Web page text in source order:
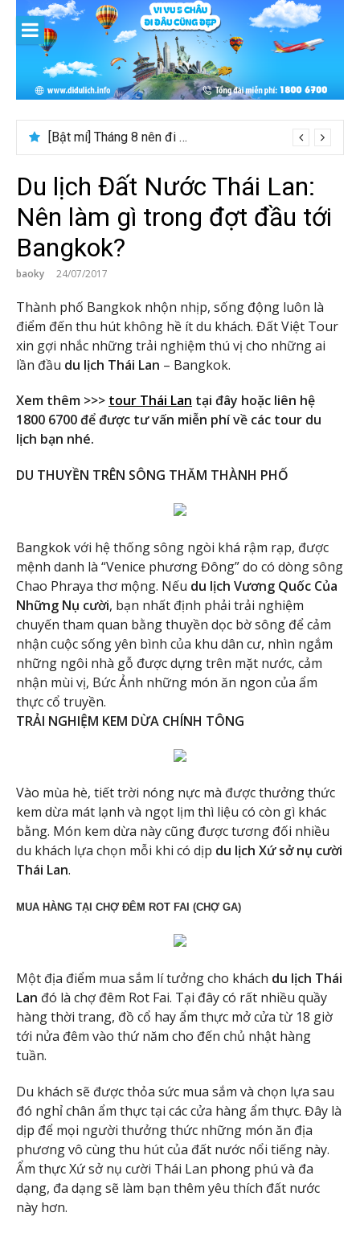
content
[Bật mí] Tháng 8 nên đi nước nào đẹp? Gợi ý 5+ tọa độ hot 2026
Du lịch Đất Nước Thái Lan:
Nên làm gì trong đợt đầu tới
Bangkok?
baoky 24/07/2017
Thành phố Bangkok nhộn nhịp, sống động luôn là
điểm đến thu hút không hề ít du khách. Đất Việt Tour
xin gợi nhắc những trải nghiệm thú vị cho những ai
lần đầu du lịch Thái Lan – Bangkok.
Xem thêm >>> tour Thái Lan tại đây hoặc liên hệ
1800 6700 để được tư vấn miễn phí về các tour du
lịch bạn nhé.
DU THUYỀN TRÊN SÔNG THĂM THÀNH PHỐ
Bangkok với hệ thống sông ngòi khá rậm rạp, được
mệnh danh là “Venice phương Đông” do có dòng sông
Chao Phraya thơ mộng. Nếu du lịch Vương Quốc Của
Những Nụ cười, bạn nhất định phải trải nghiệm
chuyến tham quan bằng thuyền dọc bờ sông để cảm
nhận cuộc sống yên bình của khu dân cư, nhìn ngắm
những ngôi nhà gỗ được dựng trên mặt nước, cảm
nhận mùi vị, Bức Ảnh những món ăn ngon của ẩm
thực cổ truyền.
TRẢI NGHIỆM KEM DỪA CHÍNH TÔNG
Vào mùa hè, tiết trời nóng nực mà được thưởng thức
kem dừa mát lạnh và ngọt lịm thì liệu có còn gì khác
bằng. Món kem dừa này cũng được tương đối nhiều
du khách lựa chọn mỗi khi có dịp du lịch Xứ sở nụ cười
Thái Lan.
MUA HÀNG TẠI CHỢ ĐÊM ROT FAI (CHỢ GA)
Một địa điểm mua sắm lí tưởng cho khách du lịch Thái
Lan đó là chợ đêm Rot Fai. Tại đây có rất nhiều quầy
hàng thời trang, đồ cổ hay ẩm thực mở cửa từ 18 giờ
tới nửa đêm vào thứ năm cho đến chủ nhật hàng
tuần.
Du khách sẽ được thỏa sức mua sắm và chọn lựa sau
đó nghỉ chân ẩm thực tại các cửa hàng ẩm thực. Đây là
dịp để mọi người thưởng thức những món ăn địa
phương vô cùng thu hút của đất nước nổi tiếng này.
Ẩm thực Xứ sở nụ cười Thái Lan phong phú và đa
dạng, đa dạng sẽ làm bạn thêm yêu thích đất nước
này hơn.